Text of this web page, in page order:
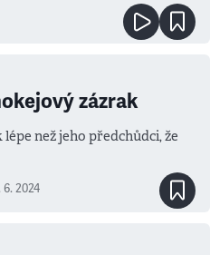
zázrak
než jeho předchůdci, že
6. 2024